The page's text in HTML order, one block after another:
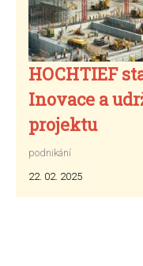
HOCHTIEF
Inovace a
projektu
podnikání
22. 02. 2025